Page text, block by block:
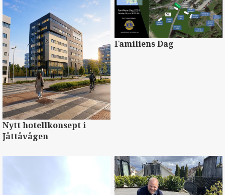
Nytt hotellkonsept i
Jåttåvågen
Familiens Dag